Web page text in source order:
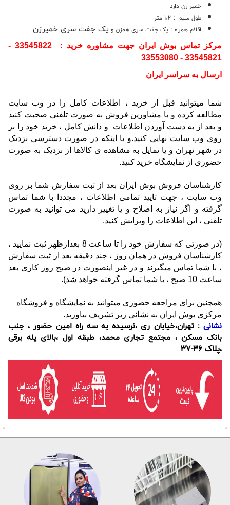
خمیر زن دارد
طول سیم : ۱٫۲ متر
اقلام همراه : یک جفت سری همزن و یک جفت سری خمیرزن
مرکز تماس بوش ایران جهت مشاوره خرید : 33545822 -
33545821 - 33553080
ارسال به سراسر ایران
شما میتوانید قبل از خرید ، اطلاعات کامل را در وب سایت
مطالعه کرده و با مشاورین فروش به صورت تلفنی صحبت کنید
و بعد از به دست آوردن اطلاعات و دانش کامل ، خرید خود را بر
روی وب سایت نهایی کنید.و یا اینکه در صورت دسترسی نزدیک
در شهر تهران و یا تمایل به مشاهده ی کالاها از نزدیک به صورت
حضوری از نمایشگاه خرید کنید.
کارشناسان فروش بوش ایران بعد از ثبت سفارش شما بر روی
وب سایت ، جهت تایید تمامی اطلاعات ، مجددا با شما تماس
گرفته و اگر نیاز به اصلاح و یا تغییر دارید می توانید به صورت
تلفنی ، این اطلاعات را ویرایش کنید.
(در صورتی که سفارش خود را تا ساعت 8 بعدازظهر ثبت نمایید ،
کارشناسان فروش در همان روز ، چند دقیقه بعد از ثبت سفارش
، با شما تماس میگیرند و در غیر اینصورت در صبح روز کاری بعد
ساعت 10 صبح ، با شما تماس گرفته خواهد شد).
همچنین برای مراجعه حضوری میتوانید به نمایشگاه و فروشگاه
مرکزی بوش ایران به نشانی زیر تشریف بیاورید.
نشانی: تهران،خیابان ری ،نرسیده به سه راه امین حضور ، جنب
بانک مسکن ، مجتمع تجاری محمد، طبقه اول ،بالای پله برقی
،پلاک 36-37